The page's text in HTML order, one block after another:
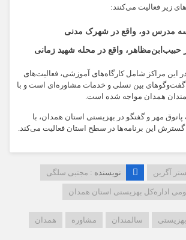
زیر فعالیت می‌کنند:
مدرس دو، واقع در شهرک مدنی
حبیب‌ابن‌مظاهر، واقع در محله شهید زمانی
این مراکز شامل کارگاه‌های آموزشی، فعالیت‌های
گفت‌وگوهای بین نسلی و خدمات مشاوره‌ای است و با
همدان مواجه شده است.
مهر و گفتگو در بهزیستی استان همدان، با
این برنامه‌ها در سطح استان فعالیت می‌کند.
آگرین نویسنده : مجتبی سلگی
اداره‌کل بهزیستی استان همدان
بهزیستی سالمندان مشاوره همدان